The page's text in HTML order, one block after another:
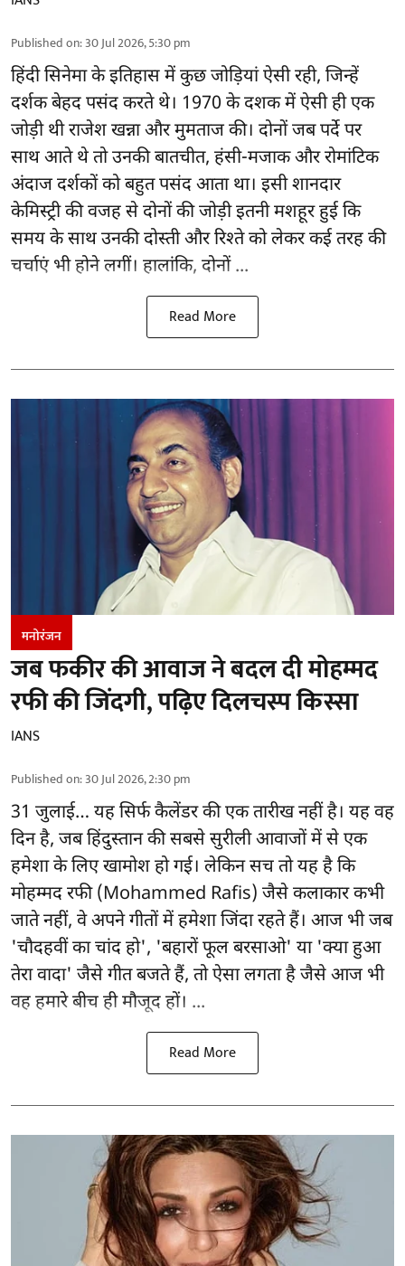
Published on:30 Jul 2026, 5:30 pm
हिंदी सिनेमा के इतिहास में कुछ जोड़ियां ऐसी रही, जिन्हें
दर्शक बेहद पसंद करते थे। 1970 के दशक में ऐसी ही एक
जोड़ी थी राजेश खन्ना और मुमताज की। दोनों जब पर्दे पर
साथ आते थे तो उनकी बातचीत, हंसी-मजाक और रोमांटिक
अंदाज दर्शकों को बहुत पसंद आता था। इसी शानदार
केमिस्ट्री की वजह से दोनों की जोड़ी इतनी मशहूर हुई कि
समय के साथ उनकी दोस्ती और रिश्ते को लेकर कई तरह की
चर्चाएं भी होने लगीं। हालांकि, दोनों ...
Read More
मनोरंजन
जब फकीर की आवाज ने बदल दी मोहम्मद
रफी की जिंदगी, पढ़िए दिलचस्प किस्सा
IANS
Published on:30 Jul 2026, 2:30 pm
31 जुलाई… यह सिर्फ कैलेंडर की एक तारीख नहीं है। यह वह
दिन है, जब हिंदुस्तान की सबसे सुरीली आवाजों में से एक
हमेशा के लिए खामोश हो गई। लेकिन सच तो यह है कि
मोहम्मद रफी (Mohammed Rafis) जैसे कलाकार कभी
जाते नहीं, वे अपने गीतों में हमेशा जिंदा रहते हैं। आज भी जब
'चौदहवीं का चांद हो', 'बहारों फूल बरसाओ' या 'क्या हुआ
तेरा वादा' जैसे गीत बजते हैं, तो ऐसा लगता है जैसे आज भी
वह हमारे बीच ही मौजूद हों। ...
Read More